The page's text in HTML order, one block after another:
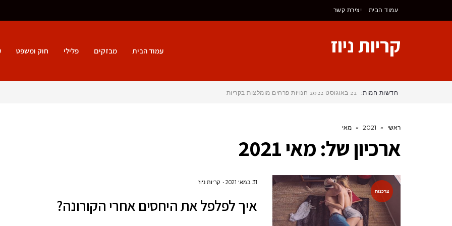
עמוד הבית יצירת קשר
קריות ניוז עמוד הבית מבזקים פלילי חוק ומשפט
חדשות חמות: 22 באוגוסט 2022 חנויות פרחים מומלצות בקריות
ראשי »
2021
» מאי
ארכיון של: מאי 2021
צרכנות
31 במאי 2021 קריות ניוז
איך לפלפל את היחסים אחרי הקורונה?